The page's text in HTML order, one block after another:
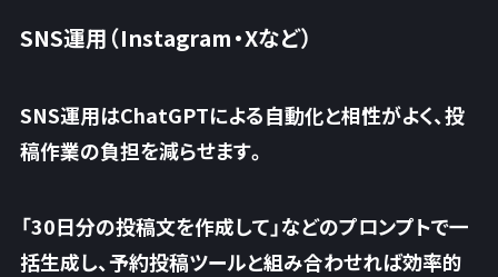
SNS運用（Instagram・Xなど）
SNS運用はChatGPTによる自動化と相性がよく、投
稿作業の負担を減らせます。
「30日分の投稿文を作成して」などのプロンプトで一
括生成し、予約投稿ツールと組み合わせれば効率的